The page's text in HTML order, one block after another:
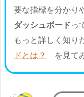
要な指標を分かり
ダッシュボードっ
もっと詳しく知り
ドとは？
を見て